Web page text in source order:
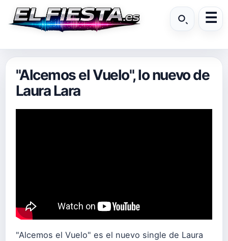
"Alcemos el Vuelo", lo nuevo de
Laura Lara
"Alcemos el Vuelo" es el nuevo single de Laura